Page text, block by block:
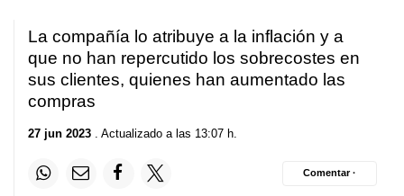
La compañía lo atribuye a la inflación y a
que no han repercutido los sobrecostes en
sus clientes, quienes han aumentado las
compras
27 jun 2023 . Actualizado a las 13:07 h.
Comentar ·